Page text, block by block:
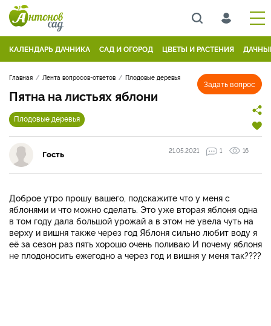
КАЛЕНДАРЬ ДАЧНИКА САД И ОГОРОД ЦВЕТЫ И РАСТЕНИЯ
Задать вопрос
Главная Лента вопросов-ответов Плодовые деревья
Пятна на листьях яблони
Плодовые деревья
Гость 21.05.2021 1 16
Доброе утро прошу вашего, подскажите что у меня с
яблонями и что можно сделать. Это уже вторая яблоня одна
в том году дала большой урожай а в этом не увела чуть на
верху и вишня также через год Яблоня сильно любит воду я
её за сезон раз пять хорошо очень поливаю И почему яблоня
не плодоносить ежегодно а через год и вишня у меня так????